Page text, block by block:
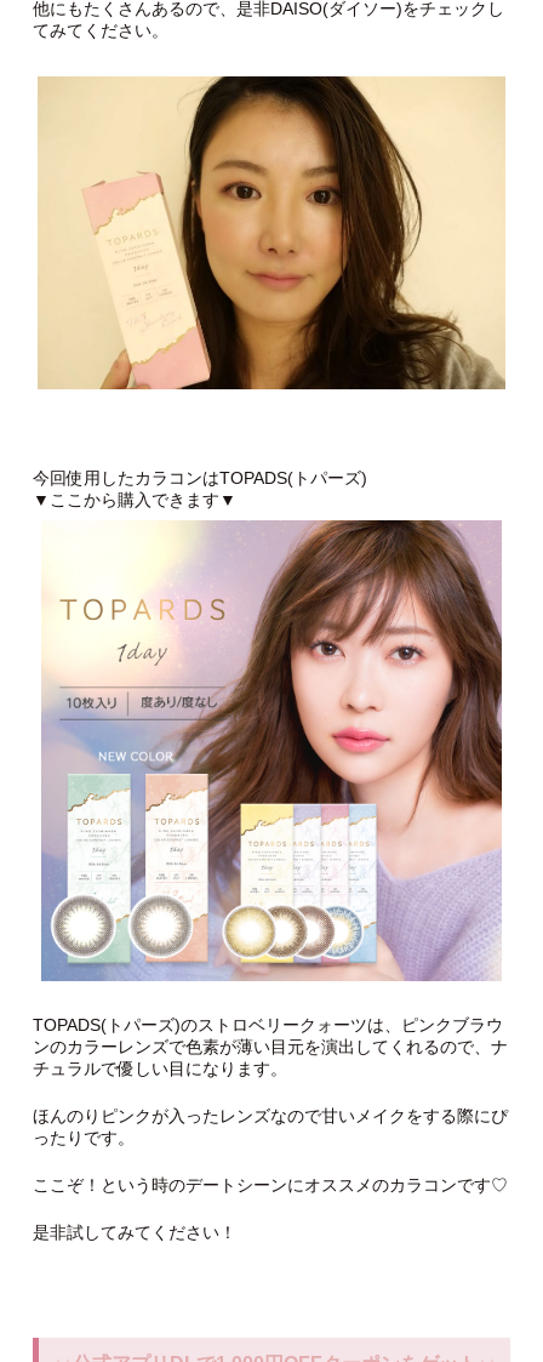
他にもたくさんあるので、是非DAISO(ダイソー)をチェックし
てみてください。
今回使用したカラコンはTOPADS(トパーズ)
▼ここから購入できます▼
TOPADS(トパーズ)のストロベリークォーツは、ピンクブラウ
ンのカラーレンズで色素が薄い目元を演出してくれるので、ナ
チュラルで優しい目になります。
ほんのりピンクが入ったレンズなので甘いメイクをする際にぴ
ったりです。
ここぞ！という時のデートシーンにオススメのカラコンです♡
是非試してみてください！